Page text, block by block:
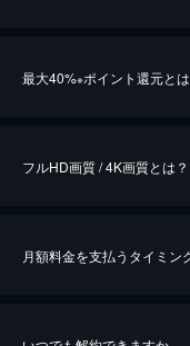
最大40%※ポイント還元と
※40％ポイント還元の対象は、
フルHD画質 / 4K画質とは？
月額料金を支払うタイミン